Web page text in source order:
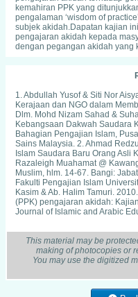
kemahiran PPK yang
pengalaman ‘wisdom of
subjek akidah.Dapatan kajian
pengajaran akidah kepada
dengan pegangan akidah yang
1. Abdullah Yusof & Siti Nor
Kerajaan dan NGO dalam
Dlm. Mohd Nizam Sahad &
Kebangsaan Dakwah Saudara
Bahagian Pengajian Islam,
Sains Malaysia. 2. Ahmad
Islam Saudara Baru Orang Asli
Razaleigh Muahamat @
Muslim, hlm. 14-67. Bangi:
Fakulti Pengajian Islam
Kasim & Ab. Halim Tamuri.
(PPK) pengajaran akidah:
Journal of Islamic and Arabic
Syareiyyah. Kaherah: Dar al-
Muslim, li-Abi al-Husayn
Sharh al-Nawawi Yahya ibn
al-Kutub al-‘Ilmiyyah. 6. Al-
Maktabah al-Wahbah. 7. Al-
Petaling Jaya: Islamic Book
al-Quran. Beirut: Dar al-Kutub
This material may be
making of photocopies or
You may use the digitized